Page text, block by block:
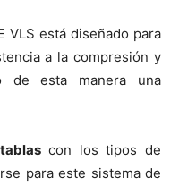
VLS está diseñado para
a la compresión y
de esta manera una
con los tipos de
para este sistema de